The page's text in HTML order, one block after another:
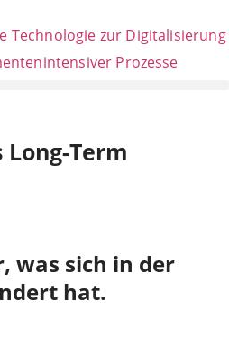
Long-Term
was sich in der
hat.